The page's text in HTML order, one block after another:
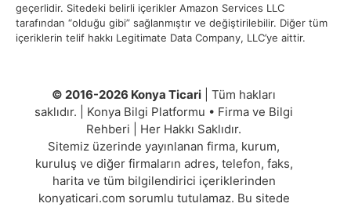
geçerlidir. Sitedeki belirli içerikler Amazon Services LLC
tarafından “olduğu gibi” sağlanmıştır ve değiştirilebilir. Diğer tüm
içeriklerin telif hakkı Legitimate Data Company, LLC’ye aittir.
© 2016-2026 Konya Ticari | Tüm hakları
saklıdır. | Konya Bilgi Platformu • Firma ve Bilgi
Rehberi | Her Hakkı Saklıdır.
Sitemiz üzerinde yayınlanan firma, kurum,
kuruluş ve diğer firmaların adres, telefon, faks,
harita ve tüm bilgilendirici içeriklerinden
konyaticari.com sorumlu tutulamaz. Bu sitede